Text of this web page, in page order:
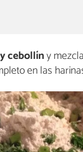
cebollíny
en las